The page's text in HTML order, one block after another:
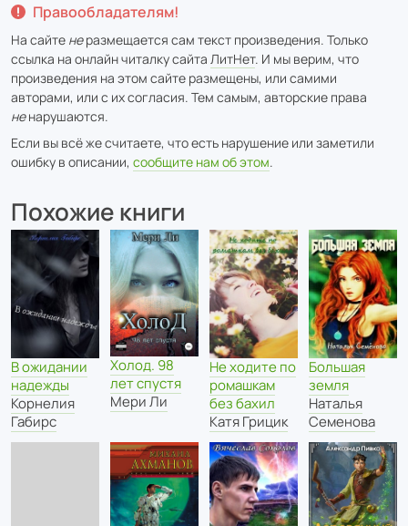
Правообладателям!
На сайте неразмещается сам текст произведения. Только
ссылка на онлайн читалку сайта ЛитНет. И мы верим, что
произведения на этом сайте размещены, или самими
авторами, или с их согласия. Тем самым, авторские права
ненарушаются.
Если вы всё же считаете, что есть нарушение или заметили
ошибку в описании, сообщите нам об этом.
Похожие книги
В ожидании
надежды
Корнелия
Габирс
Холод. 98
лет спустя
Мери Ли
Не ходите по
ромашкам
без бахил
Катя Грицик
Большая
земля
Наталья
Семенова